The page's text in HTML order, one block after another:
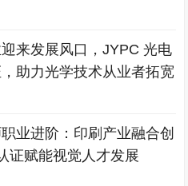
来发展风口，JYPC 光电
助力光学技术从业者拓宽
业进阶：印刷产业融合创
证赋能视觉人才发展